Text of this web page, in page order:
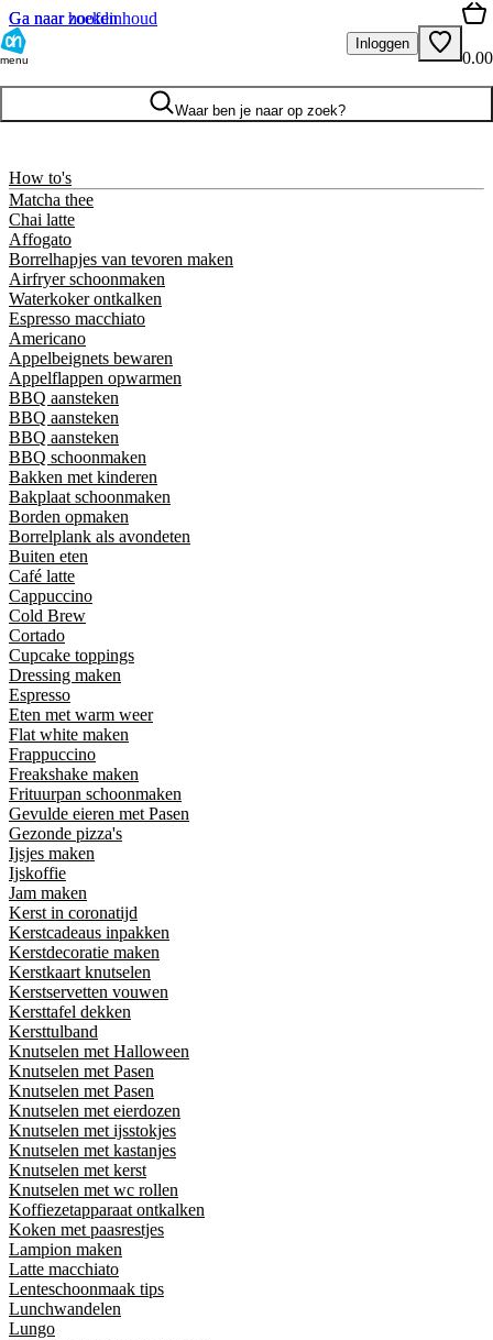
Ga naar hoofdinhoud
Ga naar zoeken
menu
Inloggen
0.00
Waar ben je naar op zoek?
How to's
Matcha thee
Chai latte
Affogato
Borrelhapjes van tevoren maken
Airfryer schoonmaken
Waterkoker ontkalken
Espresso macchiato
Americano
Appelbeignets bewaren
Appelflappen opwarmen
BBQ aansteken
BBQ aansteken
BBQ aansteken
BBQ schoonmaken
Bakken met kinderen
Bakplaat schoonmaken
Borden opmaken
Borrelplank als avondeten
Buiten eten
Café latte
Cappuccino
Cold Brew
Cortado
Cupcake toppings
Dressing maken
Espresso
Eten met warm weer
Flat white maken
Frappuccino
Freakshake maken
Frituurpan schoonmaken
Gevulde eieren met Pasen
Gezonde pizza's
Ijsjes maken
Ijskoffie
Jam maken
Kerst in coronatijd
Kerstcadeaus inpakken
Kerstdecoratie maken
Kerstkaart knutselen
Kerstservetten vouwen
Kersttafel dekken
Kersttulband
Knutselen met Halloween
Knutselen met Pasen
Knutselen met Pasen
Knutselen met eierdozen
Knutselen met ijsstokjes
Knutselen met kastanjes
Knutselen met kerst
Knutselen met wc rollen
Koffiezetapparaat ontkalken
Koken met paasrestjes
Lampion maken
Latte macchiato
Lenteschoonmaak tips
Lunchwandelen
Lungo